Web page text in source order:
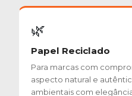
🌿
Papel Reciclado
Para marcas com
aspecto natural e
ambientais com